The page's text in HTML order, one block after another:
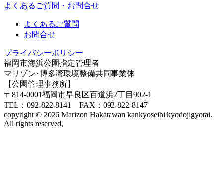
よくあるご質問・お問合せ
よくあるご質問
お問合せ
プライバシーボリシー
福岡市海浜公園指定管理者
マリゾン･博多湾環境整備共同事業体
【公園管理事務所】
〒814-0001福岡市早良区百道浜2丁目902-1
TEL：092-822-8141 FAX：092-822-8147
copyright © 2026 Marizon Hakatawan kankyoseibi kyodojigyotai.
All rights reserved,